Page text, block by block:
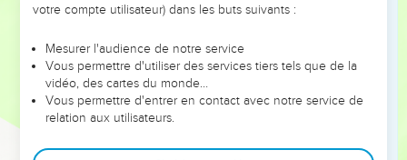
le croiriez quand même pas,
Mais à partir de maintenant, le Fils de l’homme siégera à la
droite du Dieu tout-puissant.
Alors, ils se mirent à crier tous ensemble : — Tu es donc le
votre compte utilisateur) dans les buts suivants :
Mesurer l'audience de notre service
Vous permettre d'utiliser des services tiers tels que de la
vidéo, des cartes du monde…
Vous permettre d'entrer en contact avec notre service de
relation aux utilisateurs.